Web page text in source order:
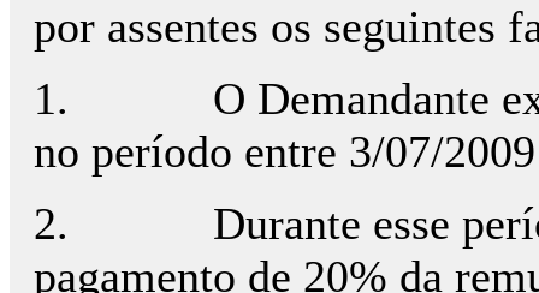
por assentes os seguintes
1.
O Demandante
no período entre 3/07/
2.
Durante esse
pagamento de 20% da